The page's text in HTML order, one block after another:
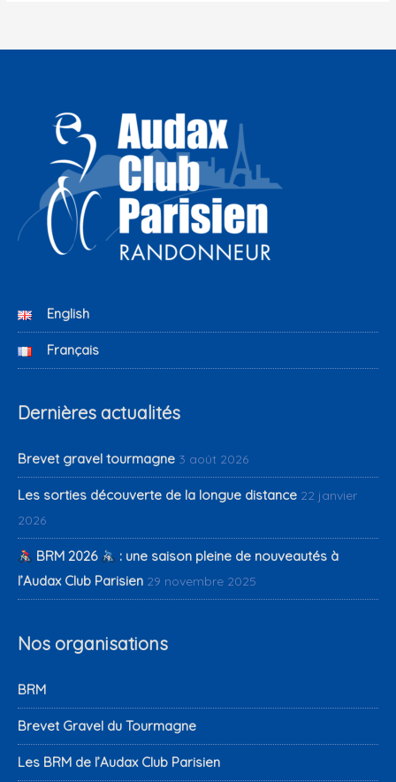
English
Français
Dernières actualités
Brevet gravel tourmagne 3 août 2026
Les sorties découverte de la longue distance 22 janvier
2026
BRM 2026
: une saison pleine de nouveautés à
l’Audax Club Parisien 29 novembre 2025
Nos organisations
BRM
Brevet Gravel du Tourmagne
Les BRM de l’Audax Club Parisien